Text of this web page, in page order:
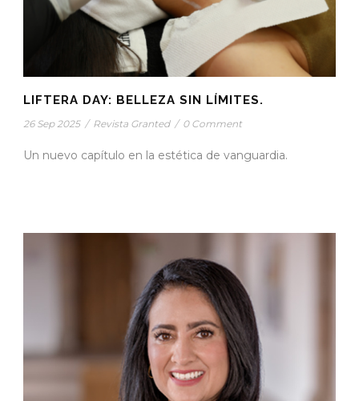
LIFTERA DAY: BELLEZA SIN LÍMITES.
26 Sep 2025 / Revista Granted / 0 Comment
Un nuevo capítulo en la estética de vanguardia.